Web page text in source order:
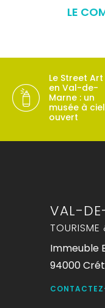
LE
Le Street Art
en Val-de-
Marne : un
musée à ciel
ouvert
VAL-
TOURISME
Immeuble
94000